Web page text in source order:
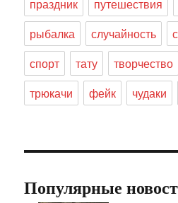
праздник
путешествия
рыбалка
случайность
спорт
тату творчество
трюкачи
фейк чудаки
Популярные